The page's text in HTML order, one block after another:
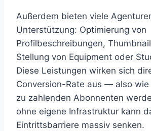
Außerdem bieten viele
Unterstützung: Optimierung von
Profilbeschreibungen,
Stellung von Equipment oder
Diese Leistungen wirken sich
Conversion-Rate aus — also wie
zu zahlenden Abonnenten
ohne eigene Infrastruktur kann
Eintrittsbarriere massiv senken.